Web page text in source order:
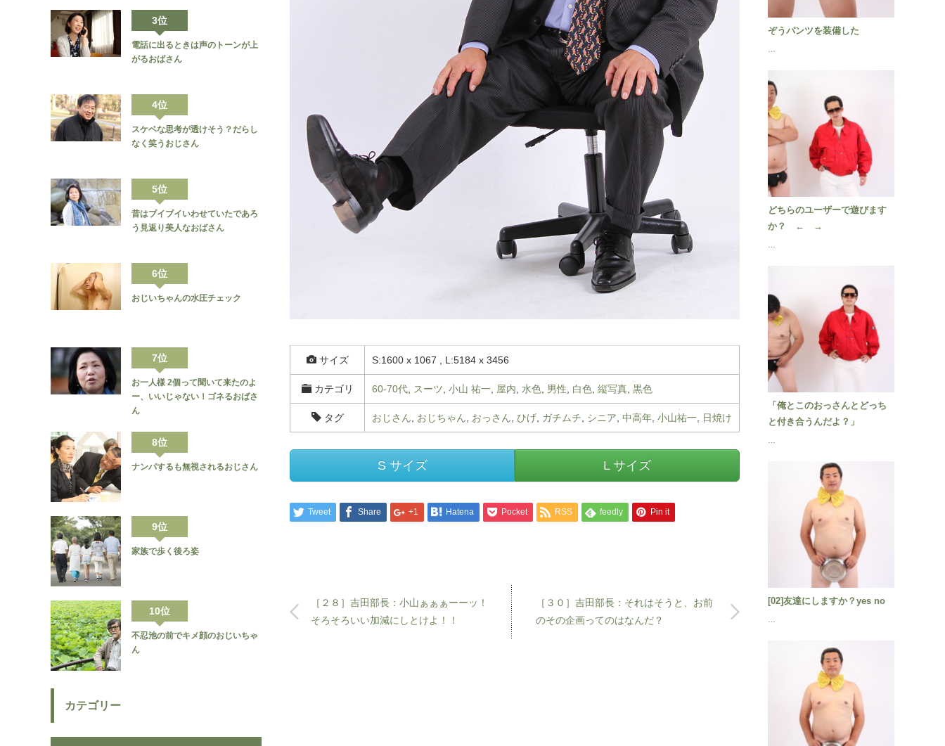
サイズ S:1600 x 1067 , L:5184 x 3456
カテゴリ 60-70代 スーツ 小山 祐一 屋内 水色 男性 白色 縦写真 黒色
タグ おじさん おじちゃん おっさん ひげ ガチムチ シニア 中高年 小山祐一 日焼け
S サイズ L サイズ
Tweet Share +1 Hatena Pocket RSS feedly Pin it
［２８］吉田部長：小山ぁぁぁーーッ！
そろそろいい加減にしとけよ！！
［３０］吉田部長：それはそうと、お前
のその企画ってのはなんだ？
3位
電話に出るときは声のトーンが上
がるおばさん
4位
スケベな思考が透けそう？だらし
なく笑うおじさん
5位
昔はブイブイいわせていたであろ
う見返り美人なおばさん
6位
おじいちゃんの水圧チェック
7位
お一人様 2個って聞いて来たのよ
ー、いいじゃない！ゴネるおばさ
ん
8位
ナンパするも無視されるおじさん
9位
家族で歩く後ろ姿
10位
不忍池の前でキメ顔のおじいちゃ
ん
カテゴリー
ぞうパンツを装備した
どちらのユーザーで遊びます
か？ ← →
「俺とこのおっさんとどっち
と付き合うんだよ？」
[02]友達にしますか？yes no